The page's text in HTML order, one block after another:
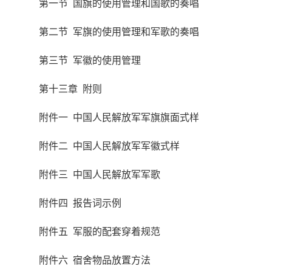
第一节 国旗的使用管理和国歌的奏唱
第二节 军旗的使用管理和军歌的奏唱
第三节 军徽的使用管理
第十三章 附则
附件一 中国人民解放军军旗旗面式样
附件二 中国人民解放军军徽式样
附件三 中国人民解放军军歌
附件四 报告词示例
附件五 军服的配套穿着规范
附件六 宿舍物品放置方法